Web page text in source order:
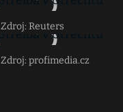
Zdroj: Reuters
Zdroj: profimedia.cz